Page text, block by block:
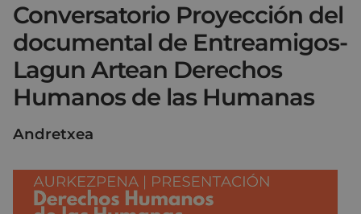
Conversatorio Proyección del
documental de Entreamigos-
Lagun Artean Derechos
Humanos de las Humanas
Andretxea